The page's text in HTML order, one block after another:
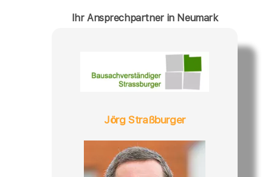
Ihr Ansprechpartner in Neumark
Jörg Straßburger